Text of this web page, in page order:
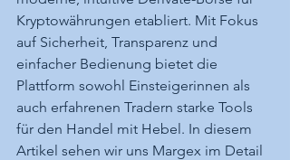
Kryptowährungen etabliert. Mit Fokus
auf Sicherheit, Transparenz und
einfacher Bedienung bietet die
Plattform sowohl Einsteigerinnen als
auch erfahrenen Tradern starke Tools
für den Handel mit Hebel. In diesem
Artikel sehen wir uns Margex im Detail